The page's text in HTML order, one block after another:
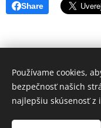
Share
Vytvořeno
Používame cookies,
bezpečnosť našich
najlepšiu skúsenosť z